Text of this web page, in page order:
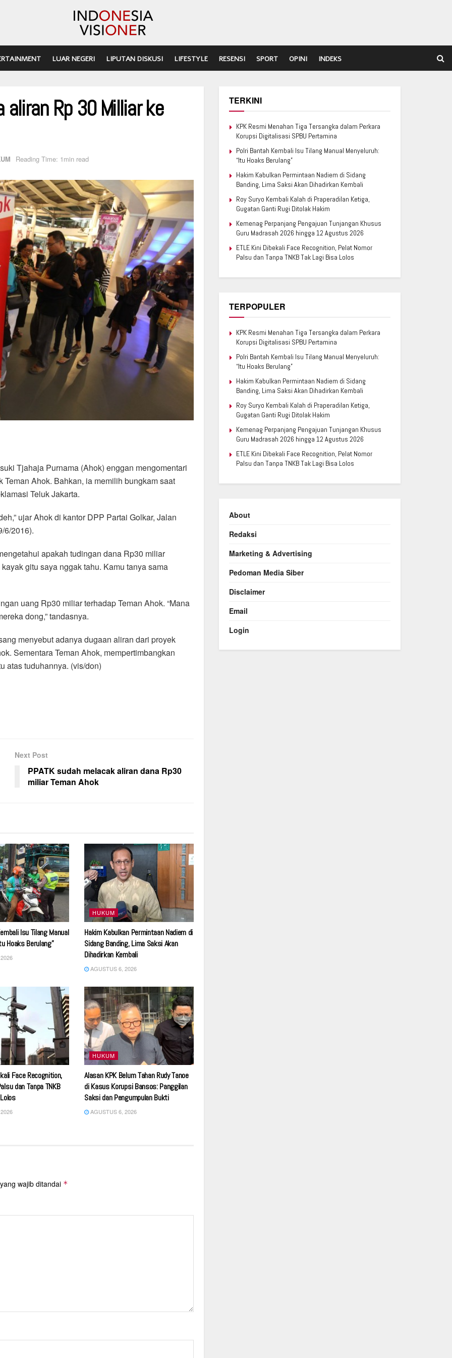
LUAR NEGERI LIPUTAN DISKUSI LIFESTYLE RESENSI SPORT OPINI INDEKS
Rp 30 Milliar ke
Reading Time: 1min read
Tjahaja Purnama (Ahok) enggan mengomentari
Ahok. Bahkan, ia memilih bungkam saat
Teluk Jakarta.
ujar Ahok di kantor DPP Partai Golkar, Jalan
6/2016).
apakah tudingan dana Rp30 miliar
gitu saya nggak tahu. Kamu tanya sama
uang Rp30 miliar terhadap Teman Ahok. “Mana
dong,” tandasnya.
menyebut adanya dugaan aliran dari proyek
Sementara Teman Ahok, mempertimbangkan
atas tuduhannya. (vis/don)
Next Post
PPATK sudah melacak aliran dana Rp30
miliar Teman Ahok
Isu Tilang Manual
Hoaks Berulang”
HUKUM
Hakim Kabulkan Permintaan Nadiem di
Sidang Banding, Lima Saksi Akan
Dihadirkan Kembali
AGUSTUS 6, 2026
Face Recognition,
dan Tanpa TNKB
HUKUM
Alasan KPK Belum Tahan Rudy Tanoe
di Kasus Korupsi Bansos: Panggilan
Saksi dan Pengumpulan Bukti
AGUSTUS 6, 2026
wajib ditandai *
TERKINI
KPK Resmi Menahan Tiga Tersangka dalam Perkara
Korupsi Digitalisasi SPBU Pertamina
Polri Bantah Kembali Isu Tilang Manual Menyeluruh:
“Itu Hoaks Berulang”
Hakim Kabulkan Permintaan Nadiem di Sidang
Banding, Lima Saksi Akan Dihadirkan Kembali
Roy Suryo Kembali Kalah di Praperadilan Ketiga,
Gugatan Ganti Rugi Ditolak Hakim
Kemenag Perpanjang Pengajuan Tunjangan Khusus
Guru Madrasah 2026 hingga 12 Agustus 2026
ETLE Kini Dibekali Face Recognition, Pelat Nomor
Palsu dan Tanpa TNKB Tak Lagi Bisa Lolos
TERPOPULER
KPK Resmi Menahan Tiga Tersangka dalam Perkara
Korupsi Digitalisasi SPBU Pertamina
Polri Bantah Kembali Isu Tilang Manual Menyeluruh:
“Itu Hoaks Berulang”
Hakim Kabulkan Permintaan Nadiem di Sidang
Banding, Lima Saksi Akan Dihadirkan Kembali
Roy Suryo Kembali Kalah di Praperadilan Ketiga,
Gugatan Ganti Rugi Ditolak Hakim
Kemenag Perpanjang Pengajuan Tunjangan Khusus
Guru Madrasah 2026 hingga 12 Agustus 2026
ETLE Kini Dibekali Face Recognition, Pelat Nomor
Palsu dan Tanpa TNKB Tak Lagi Bisa Lolos
About
Redaksi
Marketing & Advertising
Pedoman Media Siber
Disclaimer
Email
Login